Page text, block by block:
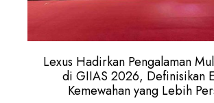
Lexus Hadirkan Pengalaman
di GIIAS 2026, Definisikan
Kemewahan yang Lebih